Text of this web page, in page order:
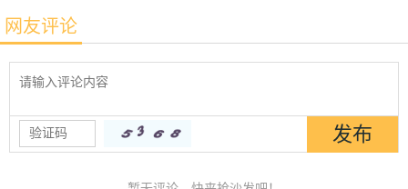
网友评论